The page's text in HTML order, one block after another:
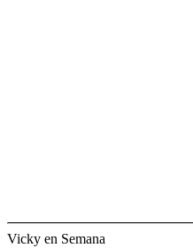
Vicky en Semana